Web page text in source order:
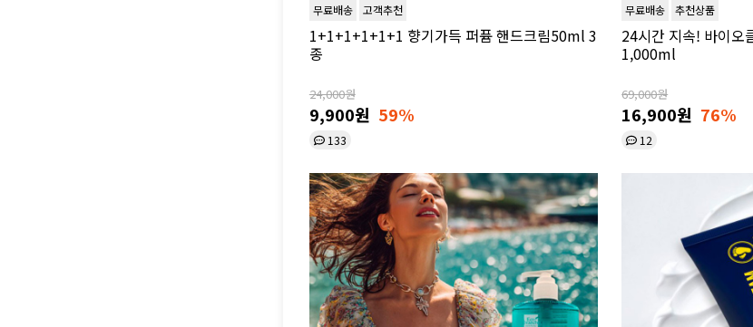
무료배송 고객추천
1+1+1+1+1+1 향기가득 퍼퓸 핸드크림50ml 3
종
24,000원
9,900원 59%
133
무료배송 추천상품
24시간 지속! 바이오
1,000ml
69,000원
16,900원 76%
12